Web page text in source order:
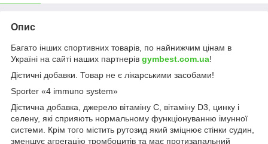
Опис
Багато інших спортивних товарів, по найнижчим цінам в
Україні на сайті наших партнерів gymbest.com.ua!
Дієтичні добавки. Товар не є лікарськими засобами!
Sporter «4 immuno system»
Дієтична добавка, джерело вітаміну С, вітаміну D3, цинку і
селену, які сприяють нормальному функціонуванню імунної
системи. Крім того містить рутозид який зміцнює стінки судин,
зменшує агрегацію тромбоцитів та має протизапальний